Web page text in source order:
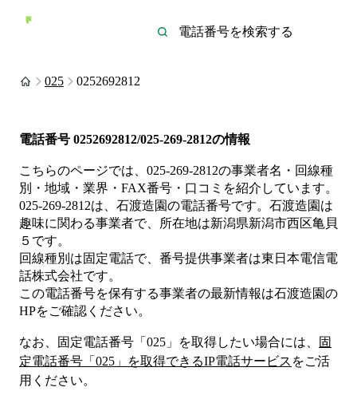
025 0252692812
電話番号 0252692812/025-269-2812の情報
こちらのページでは、 025-269-2812の事業者名・回線種
別・地域・業界・FAX番号・口コミを紹介しています。
025-269-2812は、 石渡造園の電話番号です。 石渡造園は
趣味に関わる事業者で、所在地は新潟県新潟市西区亀貝
５ です。
回線種別は固定電話で、番号提供事業者は東日本電信電
話株式会社です。
この電話番号を保有する事業者の最新情報は石渡造園の
HPをご確認ください。
なお、固定電話番号「 025 」を取得したい場合には、
固
定電話番号「 025 」を取得できるIP電話サービス をご活
用ください。